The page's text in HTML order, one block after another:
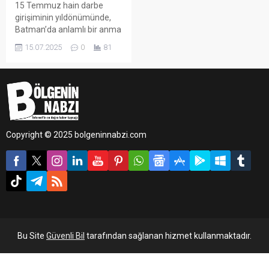
15 Temmuz hain darbe
girişiminin yıldönümünde,
Batman’da anlamlı bir anma
programı düzenlendi.
15.07.2025 0 81
Copyright © 2025 bolgeninnabzi.com
Bu Site Güvenli Bil tarafından sağlanan hizmet kullanmaktadır.